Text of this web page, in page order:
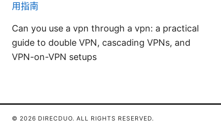
用指南
Can you use a vpn through a vpn: a practical
guide to double VPN, cascading VPNs, and
VPN-on-VPN setups
© 2026 DIRECDUO. ALL RIGHTS RESERVED.